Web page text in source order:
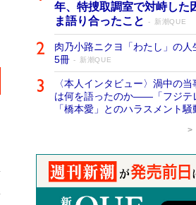
年、特捜取調室で対峙した
ま語り合ったこと
新潮QUE
肉乃小路ニクヨ「わたし」の
5冊
新潮QUE
〈本人インタビュー〉渦中の当
は何を語ったのか――「フジテ
「橋本愛」とのハラスメント騒